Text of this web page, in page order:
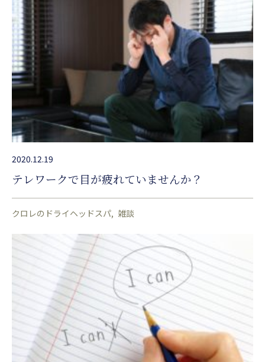
2020.12.19
テレワークで目が疲れていませんか？
クロレのドライヘッドスパ 雑談